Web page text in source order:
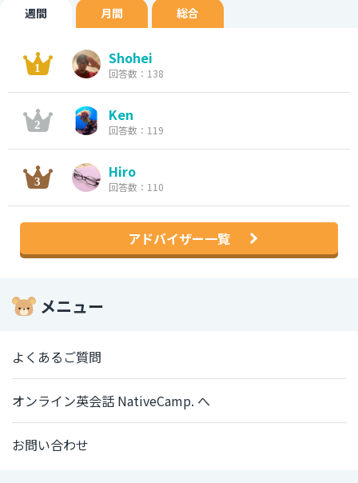
週間 月間 総合
Shohei
回答数：138
Ken
回答数：119
Hiro
回答数：110
アドバイザー一覧
メニュー
よくあるご質問
オンライン英会話 NativeCamp. へ
お問い合わせ